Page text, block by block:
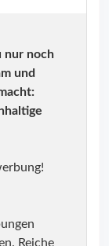
nur noch
und
Reiche